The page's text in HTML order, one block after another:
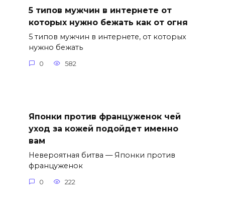
5 типов мужчин в интернете от
которых нужно бежать как от огня
5 типов мужчин в интернете, от которых
нужно бежать
0 582
Японки против француженок чей
уход за кожей подойдет именно
вам
Невероятная битва — Японки против
француженок
0 222